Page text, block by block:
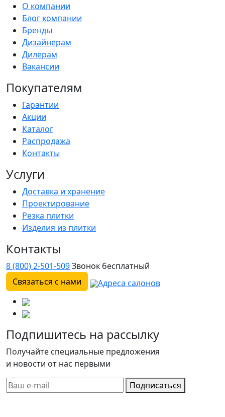
О компании
Блог компании
Бренды
Дизайнерам
Дилерам
Вакансии
Покупателям
Гарантии
Акции
Каталог
Распродажа
Контакты
Услуги
Доставка и хранение
Проектирование
Резка плитки
Изделия из плитки
Контакты
8 (800) 2-501-509Звонок бесплатный
Связаться с нами
Адреса салонов
Подпишитесь на рассылку
Получайте специальные предложения
и новости от нас первыми
Подписаться